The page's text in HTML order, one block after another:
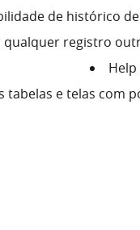
de histórico
qualquer registro
tabelas e telas com